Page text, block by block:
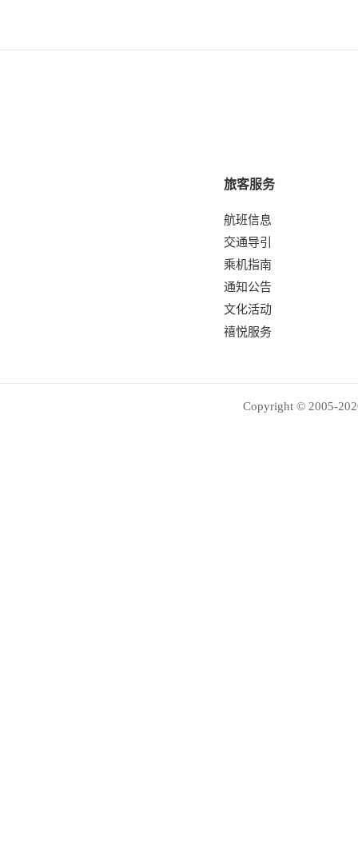
旅客服务
航班信息
交通导引
乘机指南
通知公告
文化活动
禧悦服务
Copyright © 2005-